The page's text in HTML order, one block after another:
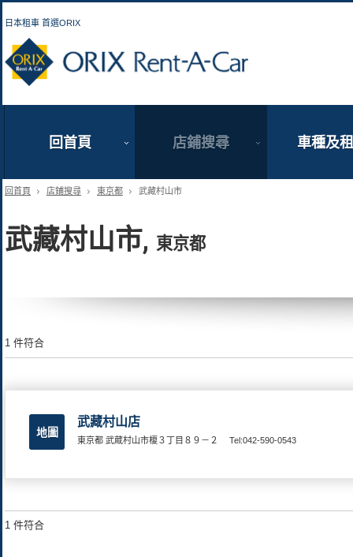
日本租車 首選ORIX
回首頁 店鋪搜尋 車種及
回首頁 店鋪搜尋 東京都 武藏村山市
武藏村山市, 東京都
1 件符合
地圖
武藏村山店
東京都 武蔵村山市榎３丁目８９－２ Tel:042-590-0543
1 件符合